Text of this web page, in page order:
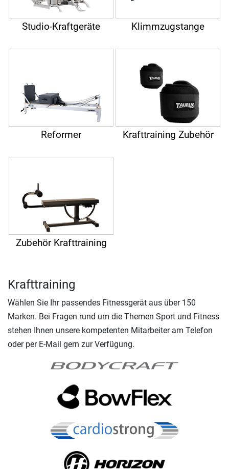
Studio-Kraftgeräte Klimmzugstange
Reformer Krafttraining Zubehör
Zubehör Krafttraining
Krafttraining
Wählen Sie Ihr passendes Fitnessgerät aus über 150
Marken. Bei Fragen rund um die Themen Sport und Fitness
stehen Ihnen unsere kompetenten Mitarbeiter am Telefon
oder per E-Mail gern zur Verfügung.